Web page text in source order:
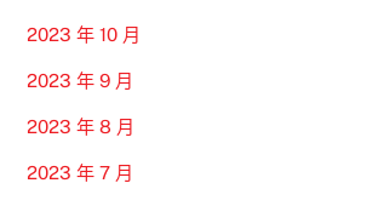
2023 年 10 月
2023 年 9 月
2023 年 8 月
2023 年 7 月